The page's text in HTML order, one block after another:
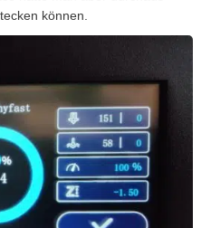
können.